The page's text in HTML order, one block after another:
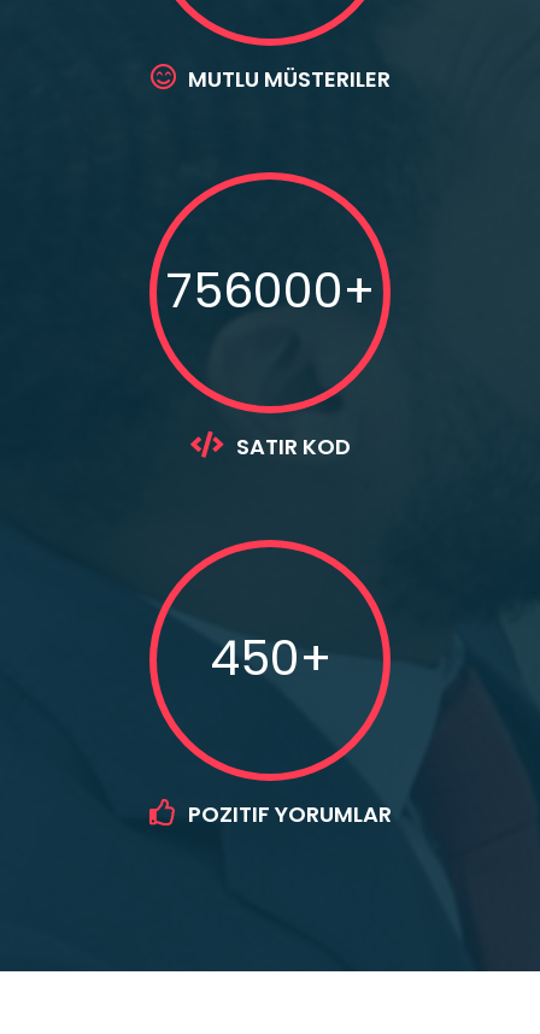
MUTLU MÜSTERILER
756000+
SATIR KOD
450+
POZITIF YORUMLAR